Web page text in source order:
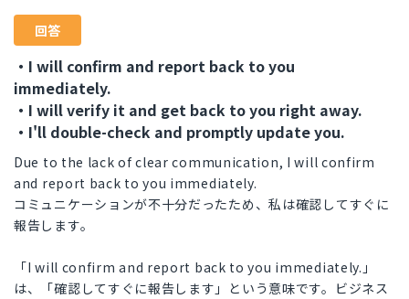
回答
・I will confirm and report back to you
immediately.
・I will verify it and get back to you right away.
・I'll double-check and promptly update you.
Due to the lack of clear communication, I will confirm
and report back to you immediately.
コミュニケーションが不十分だったため、私は確認してすぐに
報告します。
「I will confirm and report back to you immediately.」
は、「確認してすぐに報告します」という意味です。ビジネス